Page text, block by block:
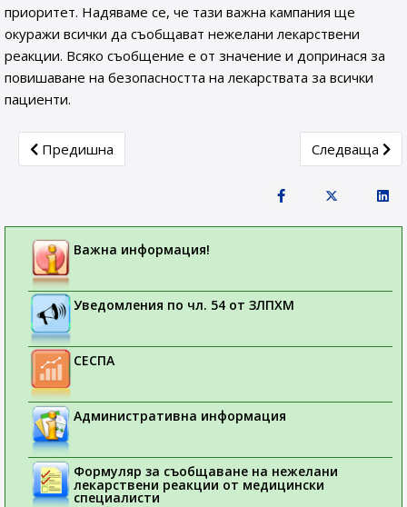
приоритет. Надяваме се, че тази важна кампания ще
окуражи всички да съобщават нежелани лекарствени
реакции. Всяко съобщение е от значение и допринася за
повишаване на безопасността на лекарствата за всички
пациенти.
Previous article: Седмица на лекарствената безопасност
Предишна Next article:
Следваща
Важна информация!
Уведомления по чл. 54 от ЗЛПХМ
СЕСПА
Административна информация
Формуляр за съобщаване на нежелани
лекарствени реакции от медицински
специалисти